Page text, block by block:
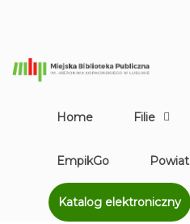
Home Filie
EmpikGo
Katalog elektroniczny